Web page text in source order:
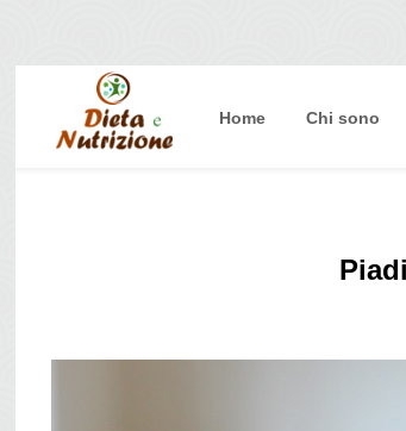
Home Chi sono